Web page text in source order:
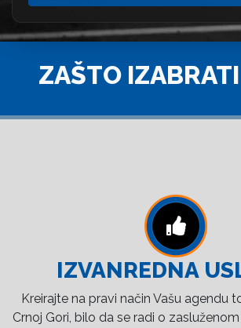
ZAŠTO
IZVANREDNA
Kreirajte na pravi način Vašu agendu
Crnoj Gori, bilo da se radi o